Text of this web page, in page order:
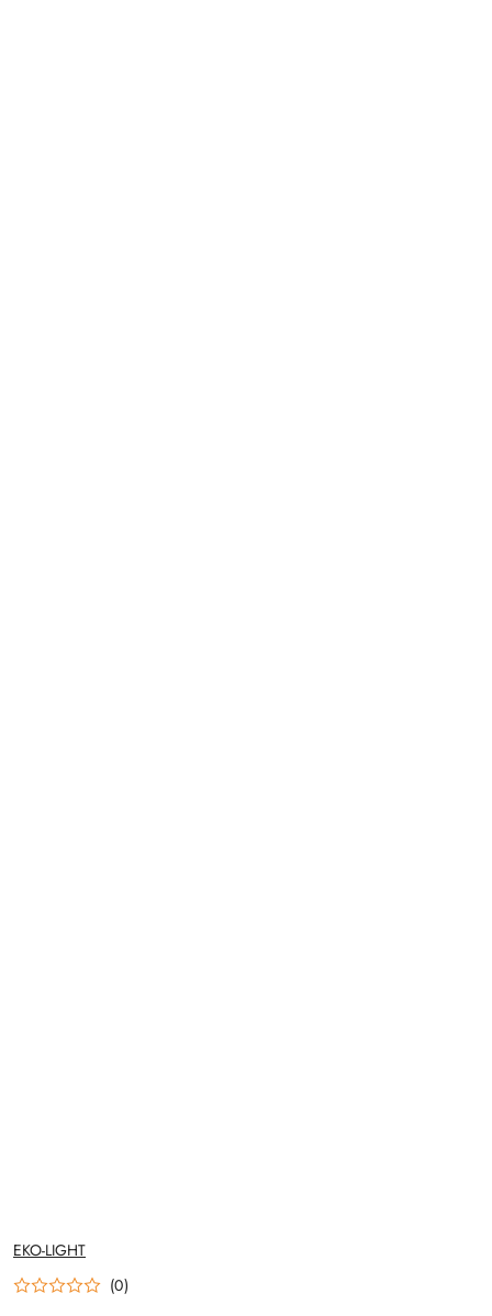
NAZWA
PRODUCENTA:
EKO-LIGHT
(0)